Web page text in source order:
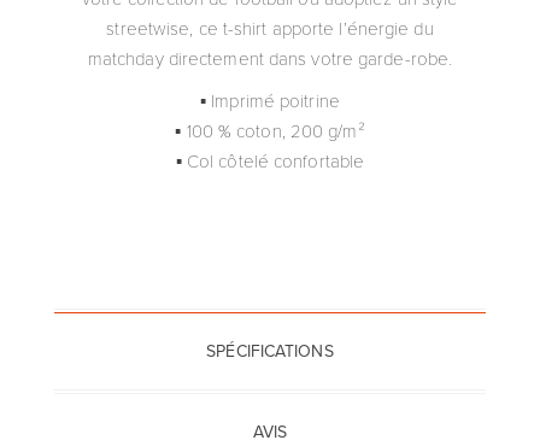
streetwise, ce t-shirt apporte l’énergie du
matchday directement dans votre garde-robe.
▪ Imprimé poitrine
▪ 100 % coton, 200 g/m²
▪ Col côtelé confortable
SPÉCIFICATIONS
AVIS